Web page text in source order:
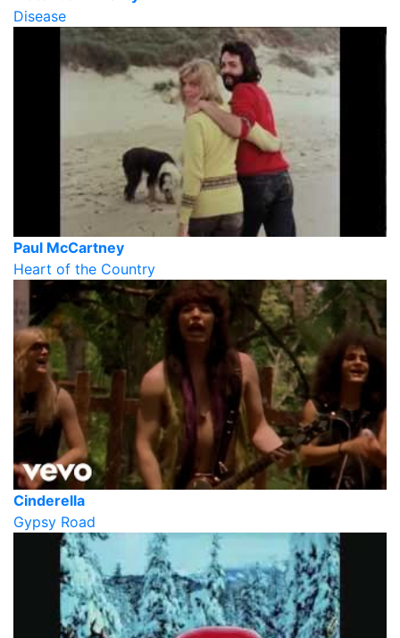
Disease
Paul McCartney
Heart of the Country
Cinderella
Gypsy Road